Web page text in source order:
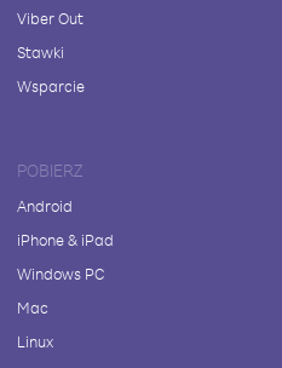
Viber Out
Stawki
Wsparcie
POBIERZ
Android
iPhone & iPad
Windows PC
Mac
Linux